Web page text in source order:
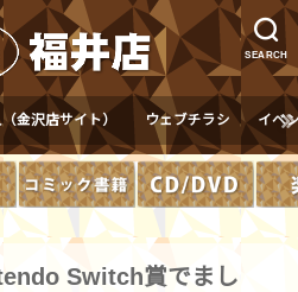
SEARCH
金沢店サイト） ウェブチラシ イベ
Switch賞でまし